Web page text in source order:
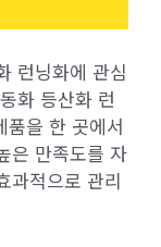
런닝화에 관심
화 등산화 런
품을 한 곳에서
은 만족도를 자
과적으로 관리